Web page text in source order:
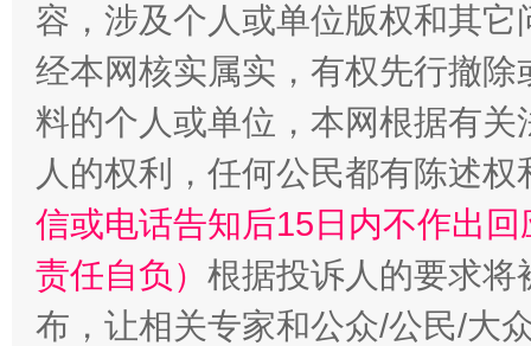
容，涉及个人或单位版权和其它
经本网核实属实，有权先行撤
料的个人或单位，本网根据有
人的权利，任何公民都有陈述
信或电话告知后15日内不作出
责任自负） 根据投诉人的要求将
布，让相关专家和公众/公民/大